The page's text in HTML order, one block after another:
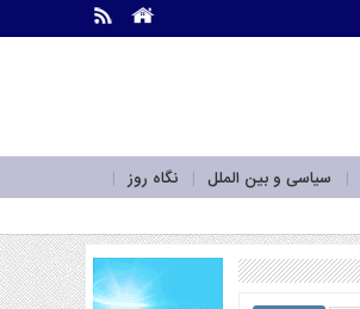
سیاسی و بین الملل
نگاه روز